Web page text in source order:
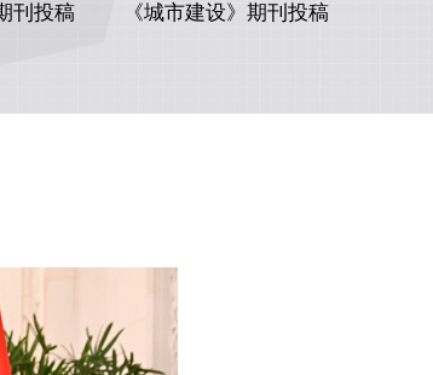
刊投稿 《城市建设》期刊投稿